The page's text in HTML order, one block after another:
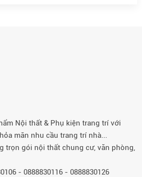
Nội thất & Phụ kiện trang trí với
mãn nhu cầu trang trí nhà...
trọn gói nội thất chung cư, văn phòng,
- 0888830116 - 0888830126